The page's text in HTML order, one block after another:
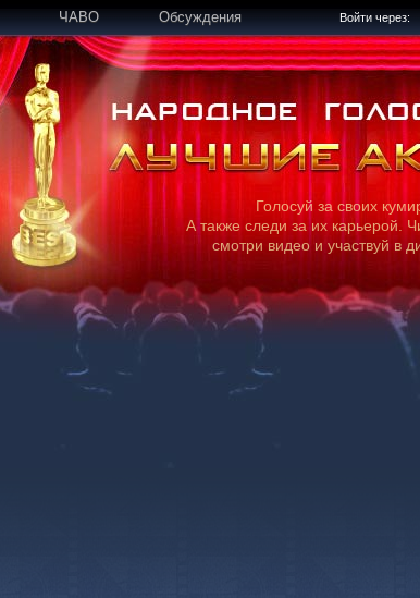
ЧАВО Обсуждения Войти через:
Голосуй за своих
А также следи за их карьерой.
смотри видео и участвуй в